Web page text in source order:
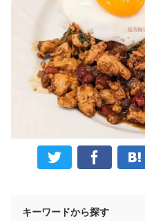
キーワードから探す